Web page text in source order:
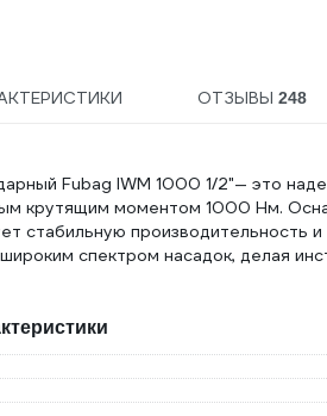
ОТЗЫВЫ248
Fubag IWM 1000 1/2"— это
крутящим моментом 1000 Нм.
стабильную производительность
широким спектром насадок, делая